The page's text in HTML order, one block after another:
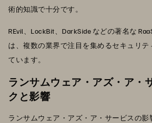
術的知識で十分です。
REvil、LockBit、DarkSide などの著名な
は、複数の業界で注目を集めるセキュリテ
ています。
ランサムウェア・アズ・ア・
クと影響
ランサムウェア・アズ・ア・サービスの影